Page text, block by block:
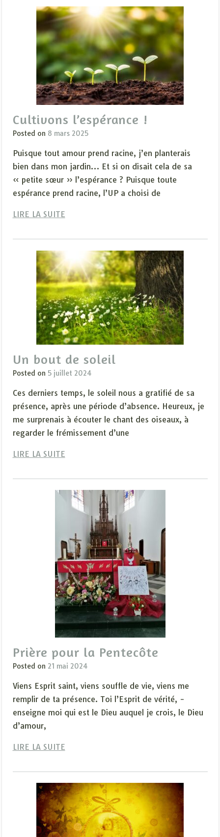
Cultivons l’espérance !
Posted on 8 mars 2025
Puisque tout amour prend racine, j’en planterais
bien dans mon jardin… Et si on disait cela de sa
« petite sœur » l’espérance ? Puisque toute
espérance prend racine, l’UP a choisi de
LIRE LA SUITE
Un bout de soleil
Posted on 5 juillet 2024
Ces derniers temps, le soleil nous a gratifié de sa
présence, après une période d’absence. Heureux, je
me surprenais à écouter le chant des oiseaux, à
regarder le frémissement d’une
LIRE LA SUITE
Prière pour la Pentecôte
Posted on 21 mai 2024
Viens Esprit saint, viens souffle de vie, viens me
remplir de ta présence. Toi l’Esprit de vérité, ­
enseigne moi qui est le Dieu auquel je crois, le Dieu
d’amour,
LIRE LA SUITE